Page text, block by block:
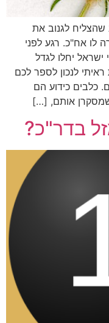
שהצליח לגנוב את
לו אח"כ. רגע לפני
ישראל יחלו לגדל
לנכון לספר לכם
כלבים כידוע הם
שמסקרן אותם, […]